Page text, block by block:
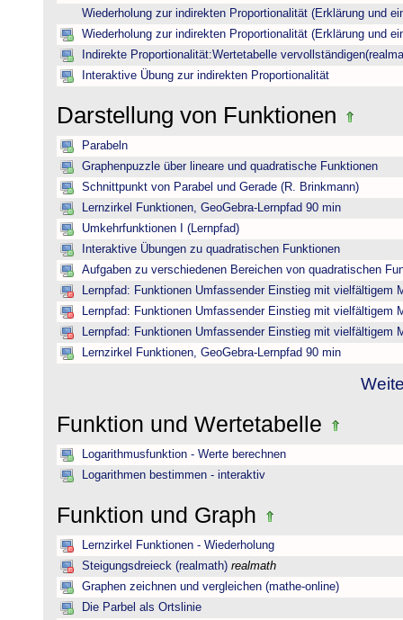
Wiederholung zur indirekten Proportionalität (Erklärung und
Wiederholung zur indirekten Proportionalität (Erklärung und
Indirekte Proportionalität:Wertetabelle
Interaktive Übung zur indirekten Proportionalität
Darstellung von Funktionen
Parabeln
Graphenpuzzle über lineare und quadratische Funktionen
Schnittpunkt von Parabel und Gerade (R. Brinkmann)
Lernzirkel Funktionen, GeoGebra-Lernpfad 90 min
Umkehrfunktionen I (Lernpfad)
Interaktive Übungen zu quadratischen Funktionen
Aufgaben zu verschiedenen Bereichen von quadratischen
Lernpfad: Funktionen Umfassender Einstieg mit vielfältigem
Lernpfad: Funktionen Umfassender Einstieg mit vielfältigem
Lernpfad: Funktionen Umfassender Einstieg mit vielfältigem
Lernzirkel Funktionen, GeoGebra-Lernpfad 90 min
Funktion und Wertetabelle
Logarithmusfunktion - Werte berechnen
Logarithmen bestimmen - interaktiv
Funktion und Graph
Lernzirkel Funktionen - Wiederholung
Steigungsdreieck (realmath) realmath
Graphen zeichnen und vergleichen (mathe-online)
Die Parbel als Ortslinie